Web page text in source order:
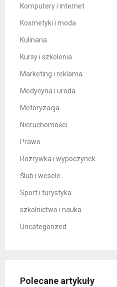
Komputery i internet
Kosmetyki i moda
Kulinaria
Kursy i szkolenia
Marketing i reklama
Medycyna i uroda
Motoryzacja
Nieruchomości
Prawo
Rozrywka i wypoczynek
Ślub i wesele
Sport i turystyka
szkolnictwo i nauka
Uncategorized
Polecane artykuły